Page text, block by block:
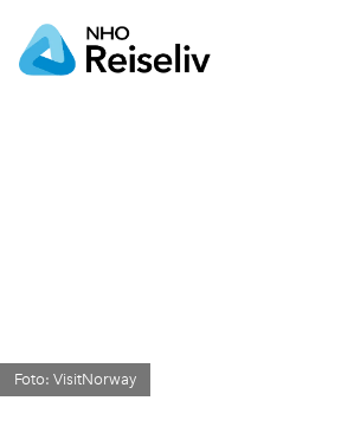
Foto: VisitNorway